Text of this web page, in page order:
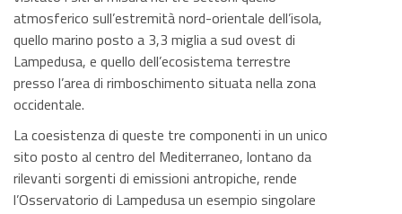
atmosferico sull’estremità nord-orientale dell’isola,
quello marino posto a 3,3 miglia a sud ovest di
Lampedusa, e quello dell’ecosistema terrestre
presso l’area di rimboschimento situata nella zona
occidentale.
La coesistenza di queste tre componenti in un unico
sito posto al centro del Mediterraneo, lontano da
rilevanti sorgenti di emissioni antropiche, rende
l’Osservatorio di Lampedusa un esempio singolare